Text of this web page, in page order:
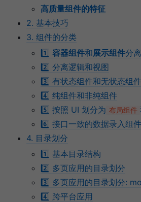
高质量组件的特征
2. 基本技巧
3. 组件的分类
1️⃣ 容器组件和展示组件分离
2️⃣ 分离逻辑和视图
3️⃣ 有状态组件和无状态组件
4️⃣ 纯组件和非纯组件
5️⃣ 按照 UI 划分为 布局组件
6️⃣ 接口一致的数据录入组件
4. 目录划分
1️⃣ 基本目录结构
2️⃣ 多页应用的目录划分
3️⃣ 多页应用的目录划分:
4️⃣ 跨平台应用